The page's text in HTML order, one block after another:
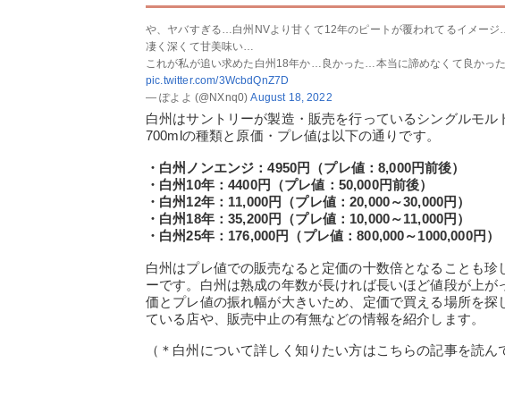
や、ヤバすぎる…白州NVより甘くて12年のピートが覆われてるイメー
凄く深くて甘美味い…
これが私が追い求めた白州18年か…良かった…本当に諦めなくて良かっ
pic.twitter.com/3WcbdQnZ7D
— ぽよよ (@NXnq0)August 18, 2022
白州はサントリーが製造・販売を行っているシングルモ
700mlの種類と原価・プレ値は以下の通りです。
・白州ノンエンジ：4950円（プレ値：8,000円前後）
・白州10年：4400円（プレ値：50,000円前後）
・白州12年：11,000円（プレ値：20,000～30,000円）
・白州18年：35,200円（プレ値：10,000～11,000円）
・白州25年：176,000円（プレ値：800,000～1000,000円）
白州はプレ値での販売なると定価の十数倍となることも
ーです。白州は熟成の年数が長ければ長いほど値段が上
価とプレ値の振れ幅が大きいため、定価で買える場所を
ている店や、販売中止の有無などの情報を紹介します。
（＊白州について詳しく知りたい方はこちらの記事を読ん